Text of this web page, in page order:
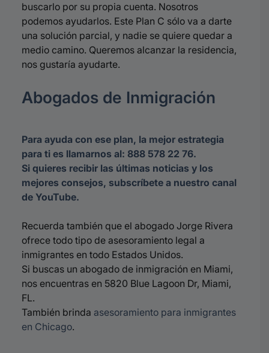
buscarlo por su propia cuenta. Nosotros
podemos ayudarlos. Este Plan C sólo va a darte
una solución parcial, y nadie se quiere quedar a
medio camino. Queremos alcanzar la residencia,
nos gustaría ayudarte.
Abogados de Inmigración
Para ayuda con ese plan, la mejor estrategia
para ti es llamarnos al: 888 578 22 76.
Si quieres recibir las últimas noticias y los
mejores consejos, subscríbete a nuestro canal
de YouTube.
Recuerda también que el abogado Jorge Rivera
ofrece todo tipo de asesoramiento legal a
inmigrantes en todo Estados Unidos.
Si buscas un abogado de inmigración en Miami,
nos encuentras en 5820 Blue Lagoon Dr, Miami,
FL.
También brinda asesoramiento para inmigrantes
en Chicago.